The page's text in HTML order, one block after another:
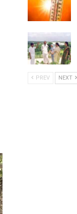
PREV NEXT